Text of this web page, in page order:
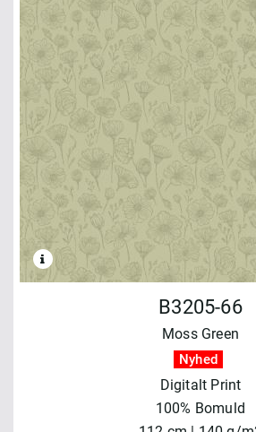
B3205-66
Moss Green
Nyhed
Digitalt Print
100% Bomuld